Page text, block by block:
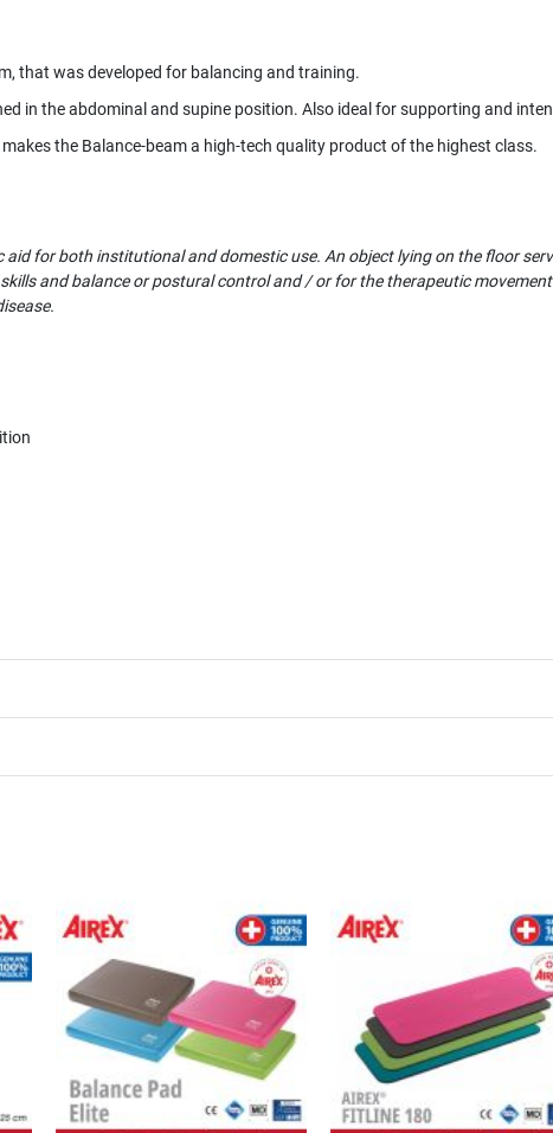
that was developed for balancing and training.
in the abdominal and supine position. Also ideal for supporting and
the Balance-beam a high-tech quality product of the highest class.
for both institutional and domestic use. An object lying on the floor
and balance or postural control and / or for the therapeutic